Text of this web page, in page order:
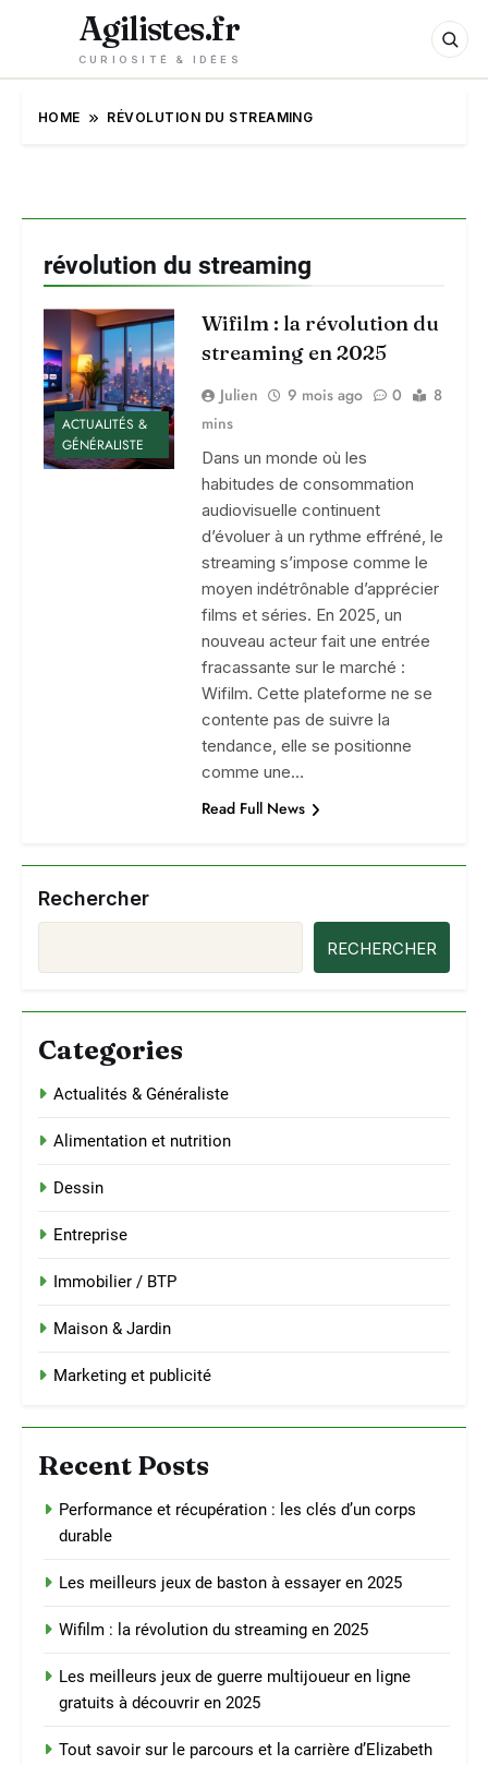
Agilistes.fr
CURIOSITÉ & IDÉES
HOME RÉVOLUTION DU STREAMING
révolution du streaming
ACTUALITÉS &
GÉNÉRALISTE
Wifilm : la révolution du
streaming en 2025
Julien 9 mois ago 0
8
mins
Dans un monde où les
habitudes de consommation
audiovisuelle continuent
d’évoluer à un rythme effréné, le
streaming s’impose comme le
moyen indétrônable d’apprécier
films et séries. En 2025, un
nouveau acteur fait une entrée
fracassante sur le marché :
Wifilm. Cette plateforme ne se
contente pas de suivre la
tendance, elle se positionne
comme une…
Read Full News
Rechercher
RECHERCHER
Categories
Actualités & Généraliste
Alimentation et nutrition
Dessin
Entreprise
Immobilier / BTP
Maison & Jardin
Marketing et publicité
Recent Posts
Performance et récupération : les clés d’un corps
durable
Les meilleurs jeux de baston à essayer en 2025
Wifilm : la révolution du streaming en 2025
Les meilleurs jeux de guerre multijoueur en ligne
gratuits à découvrir en 2025
Tout savoir sur le parcours et la carrière d’Elizabeth